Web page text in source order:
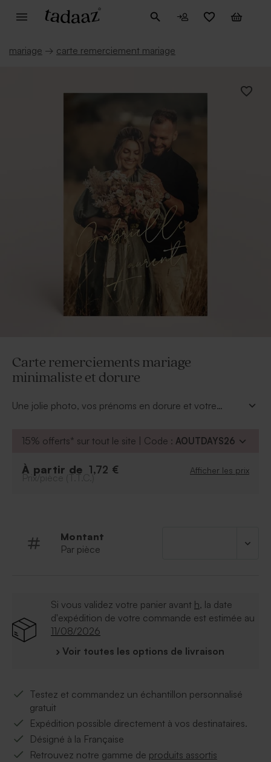
mariage → carte remerciement mariage
Carte remerciements mariage
minimaliste et dorure
Une jolie photo, vos prénoms en dorure et votre
dans le souvenir de cette journée mémorable.
15% offerts* sur tout le site | Code : AOUTDAYS26
À partir de 1,72 € Afficher les prix
Prix/pièce (T.T.C.)
Montant
Par pièce
Si vous validez votre panier avant h, la date
d'expédition de votre commande est estimée au
11/08/2026
› Voir toutes les options de livraison
Testez et commandez un échantillon personnalisé
gratuit
Expédition possible directement à vos destinataires.
Désigné à la Française
Retrouvez notre gamme de produits assortis